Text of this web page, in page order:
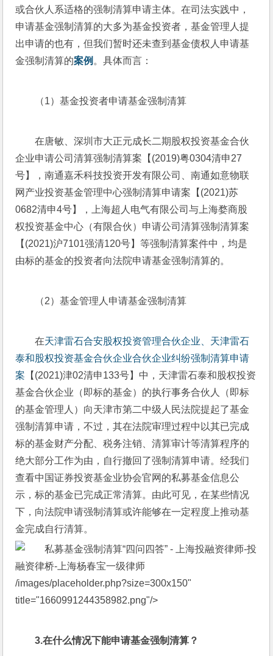
或合伙人系适格的强制清算申请主体。在司法实践中，
申请基金强制清算的大多为基金投资者，基金管理人提
出申请的也有，但我们暂时还未查到基金债权人申请基
金强制清算的案例 。具体而言：
（1）基金投资者申请基金强制清算
在唐敏、深圳市大正元成长二期股权投资基金合伙
企业申请公司清算强制清算案【(2019)粤0304清申27
号】，南通嘉禾科技投资开发有限公司、南通如意物联
网产业投资基金管理中心强制清算申请案【(2021)苏
0682清申4号】，上海超人电气有限公司与上海婺商股
权投资基金中心（有限合伙）申请公司清算强制清算案
【(2021)沪7101强清120号】等强制清算案件中，均是
由标的基金的投资者向法院申请基金强制清算的。
（2）基金管理人申请基金强制清算
在天津雷石合安股权投资管理合伙企业、天津雷石
泰和股权投资基金合伙企业合伙企业纠纷强制清算申请
案 【(2021)津02清申133号】中，天津雷石泰和股权投资
基金合伙企业（即标的基金）的执行事务合伙人（即标
的基金管理人）向天津市第二中级人民法院提起了基金
强制清算申请，不过，其在法院审理过程中以其已完成
标的基金财产分配、税务注销、清算审计等清算程序的
绝大部分工作为由，自行撤回了强制清算申请。经我们
查看中国证券投资基金业协会官网的私募基金信息公
示，标的基金已完成正常清算。由此可见，在某些情况
下，向法院申请强制清算或许能够在一定程度上推动基
金完成自行清算。
/images/placeholder.php?size=300x150"
title="1660991244358982.png"/>
3.在什么情况下能申请基金强制清算？